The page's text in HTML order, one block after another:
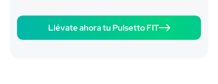
Llévate ahora tu Pulsetto FIT